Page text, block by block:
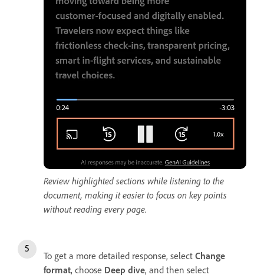
Review highlighted sections while listening to the
document, making it easier to focus on key points
without reading every page.
To get a more detailed response, select Change
format, choose Deep dive, and then select